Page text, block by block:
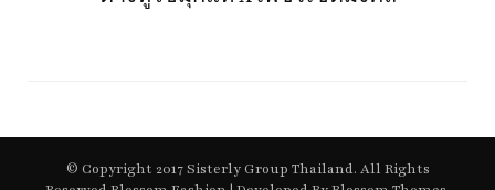
© Copyright 2017 Sisterly Group Thailand. All Rights